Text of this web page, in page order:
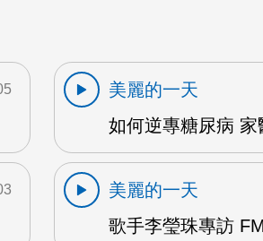
美麗的一天
如何逆專糖尿病
美麗的一天
歌手李瑩珠專訪